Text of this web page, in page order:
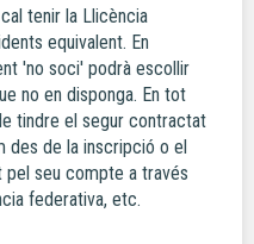
tenir la Llicència
equivalent. En
'no soci' podrà escollir
no en disponga. En tot
tindre el segur contractat
des de la inscripció o el
seu compte a través
federativa, etc.